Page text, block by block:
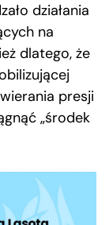
działania
na
dlatego, że
presji
„środek